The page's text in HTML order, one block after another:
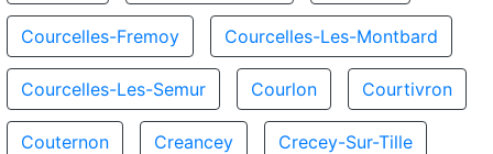
Courcelles-Fremoy Courcelles-Les-Montbard
Courcelles-Les-Semur Courlon Courtivron
Couternon Creancey Crecey-Sur-Tille